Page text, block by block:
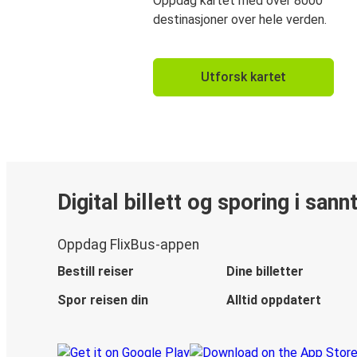
destinasjoner over hele verden.
Utforsk kartet
Digital billett og sporing i
Oppdag FlixBus-appen
Bestill reiser
Dine billetter
Spor reisen din
Alltid oppdatert